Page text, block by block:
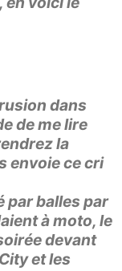
dans
de me lire
la
envoie ce cri
par balles par
à moto, le
devant
et les